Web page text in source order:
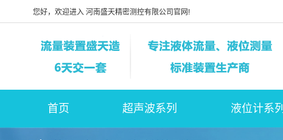
您好，欢迎进入 河南盛天精密测控有限公司官网!
首页 超声波系列 液位计系列